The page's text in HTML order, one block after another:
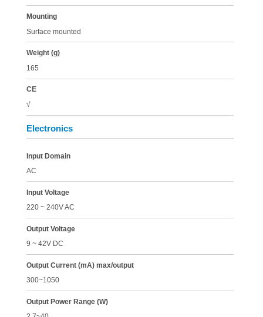
Mounting
Surface mounted
Weight (g)
165
CE
√
Electronics
Input Domain
AC
Input Voltage
220 ~ 240V AC
Output Voltage
9 ~ 42V DC
Output Current (mA) max/output
300~1050
Output Power Range (W)